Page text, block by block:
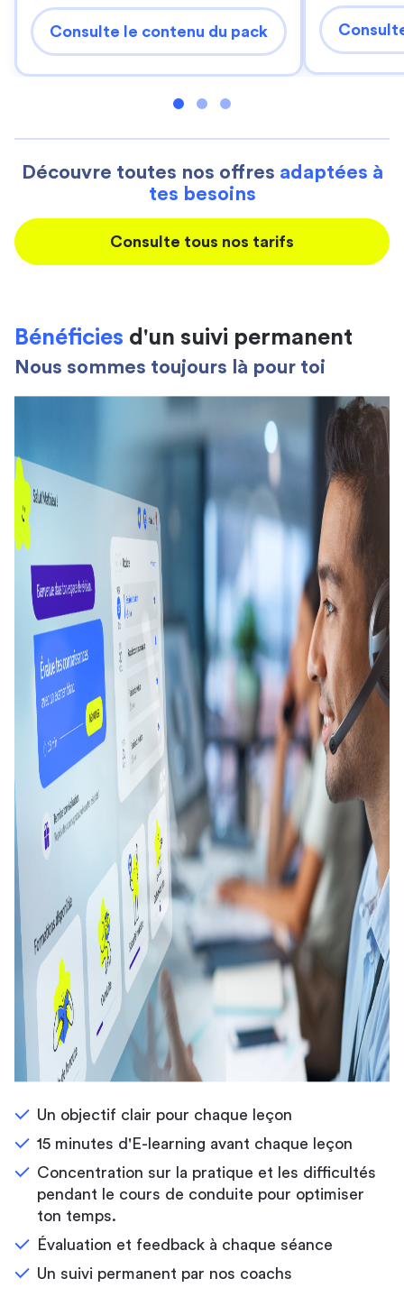
Consulte le contenu du pack
Découvre toutes nos offres adaptées à
tes besoins
Consulte tous nos tarifs
Bénéficies d'un suivi permanent
Nous sommes toujours là pour toi
Un objectif clair pour chaque leçon
15 minutes d'E-learning avant chaque leçon
Concentration sur la pratique et les difficultés
pendant le cours de conduite pour optimiser
ton temps.
Évaluation et feedback à chaque séance
Un suivi permanent par nos coachs